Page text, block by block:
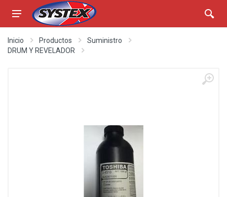
Inicio Productos
Suministro
DRUM Y REVELADOR